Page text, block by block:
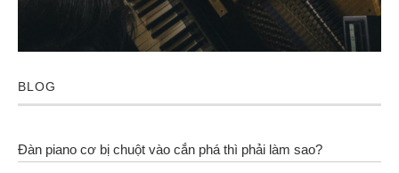
BLOG
Đàn piano cơ bị chuột vào cắn phá thì phải làm sao?